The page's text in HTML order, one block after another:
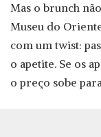
Mas o brunch
Museu do
com um twist:
o apetite. Se os
o preço sobe